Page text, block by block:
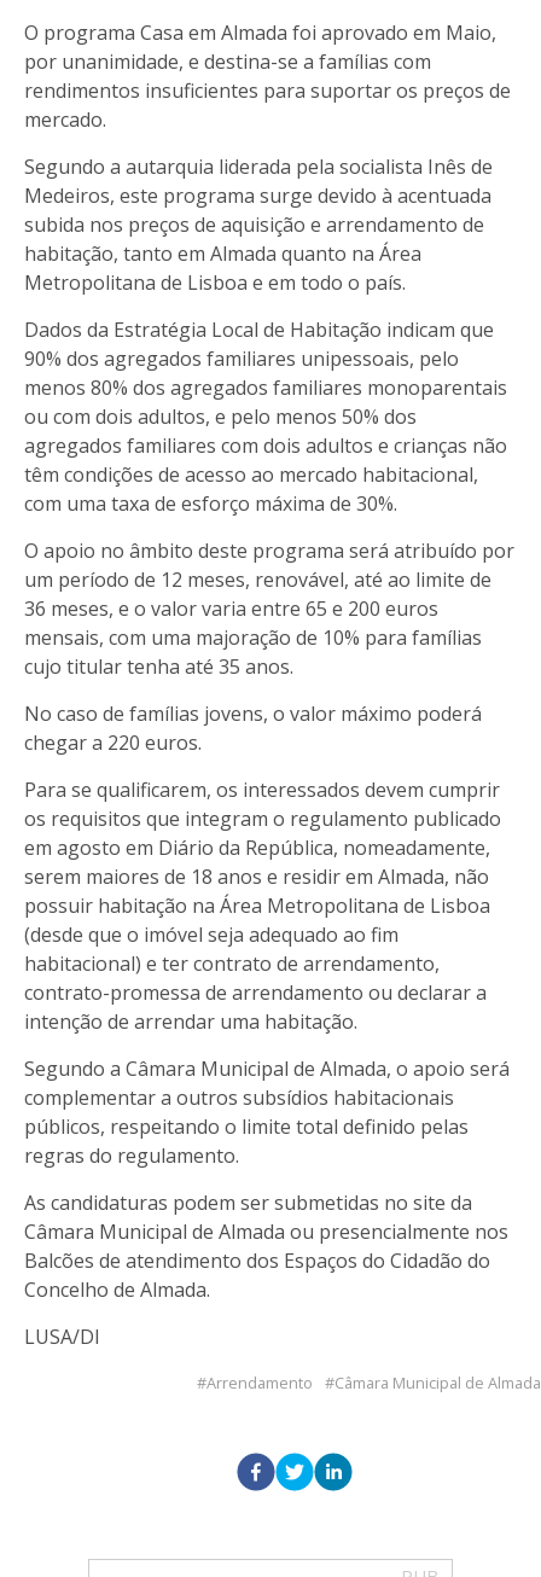
O programa Casa em Almada foi aprovado em Maio,
por unanimidade, e destina-se a famílias com
rendimentos insuficientes para suportar os preços de
mercado.
Segundo a autarquia liderada pela socialista Inês de
Medeiros, este programa surge devido à acentuada
subida nos preços de aquisição e arrendamento de
habitação, tanto em Almada quanto na Área
Metropolitana de Lisboa e em todo o país.
Dados da Estratégia Local de Habitação indicam que
90% dos agregados familiares unipessoais, pelo
menos 80% dos agregados familiares monoparentais
ou com dois adultos, e pelo menos 50% dos
agregados familiares com dois adultos e crianças não
têm condições de acesso ao mercado habitacional,
com uma taxa de esforço máxima de 30%.
O apoio no âmbito deste programa será atribuído por
um período de 12 meses, renovável, até ao limite de
36 meses, e o valor varia entre 65 e 200 euros
mensais, com uma majoração de 10% para famílias
cujo titular tenha até 35 anos.
No caso de famílias jovens, o valor máximo poderá
chegar a 220 euros.
Para se qualificarem, os interessados devem cumprir
os requisitos que integram o regulamento publicado
em agosto em Diário da República, nomeadamente,
serem maiores de 18 anos e residir em Almada, não
possuir habitação na Área Metropolitana de Lisboa
(desde que o imóvel seja adequado ao fim
habitacional) e ter contrato de arrendamento,
contrato-promessa de arrendamento ou declarar a
intenção de arrendar uma habitação.
Segundo a Câmara Municipal de Almada, o apoio será
complementar a outros subsídios habitacionais
públicos, respeitando o limite total definido pelas
regras do regulamento.
As candidaturas podem ser submetidas no site da
Câmara Municipal de Almada ou presencialmente nos
Balcões de atendimento dos Espaços do Cidadão do
Concelho de Almada.
LUSA/DI
Arrendamento Câmara Municipal de Almada